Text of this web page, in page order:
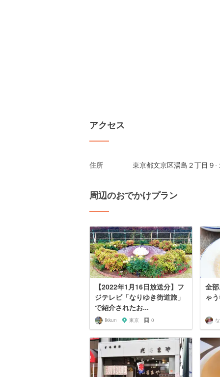
アクセス
住所 東京都文京区湯島２丁目９
周辺のおでかけプラン
【2022年1月16日放送分】フ
ジテレビ「なりゆき街道旅」
で紹介されたお...
Ikkun 東京 0
全
ゃ